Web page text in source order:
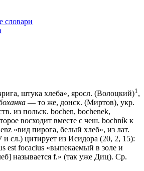
словари
штука хлеба», яросл. (Волоцкий)1 ,
— то же, донск. (Миртов), укр.
из польск. bochen, bochenek,
восходит вместе с чеш. bochník к
«вид пирога, белый хлеб», из лат.
и сл.) цитирует из Исидора (20, 2, 15):
est focacius «выпекаемый в золе и
называется f.» (так уже Диц). Ср.